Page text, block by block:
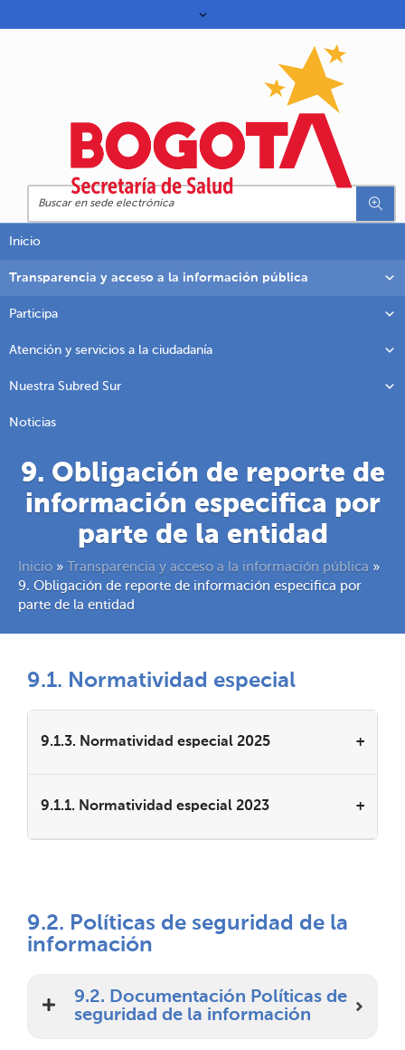
Inicio
Transparencia y acceso a la información pública
Participa
Atención y servicios a la ciudadanía
Nuestra Subred Sur
Noticias
9. Obligación de reporte de
información especifica por
parte de la entidad
Inicio » Transparencia y acceso a la información pública »
9. Obligación de reporte de información especifica por
parte de la entidad
9.1. Normatividad especial
9.1.3. Normatividad especial 2025
9.1.1. Normatividad especial 2023
9.2. Políticas de seguridad de la
información
9.2. Documentación Políticas de
seguridad de la información